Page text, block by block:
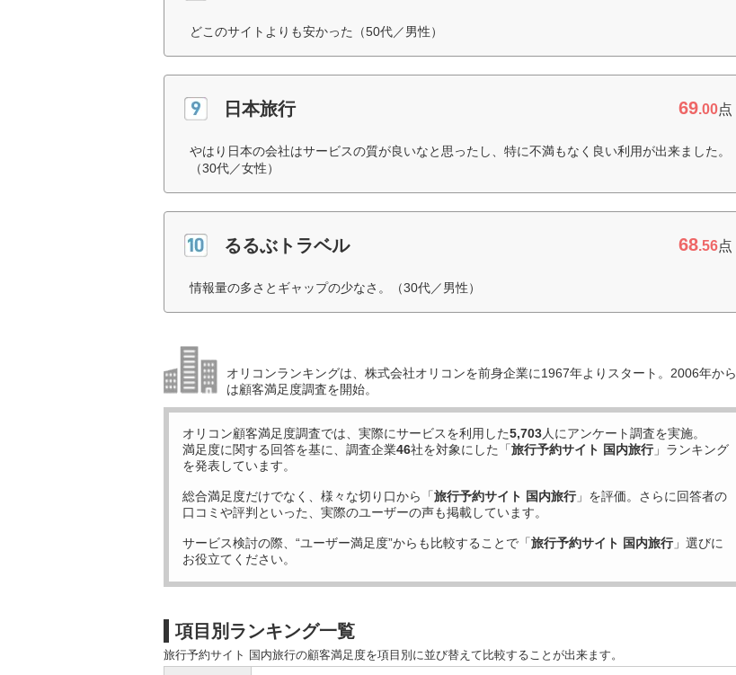
どこのサイトよりも安かった（50代／男性）
日本旅行 69.00点
やはり日本の会社はサービスの質が良いなと思ったし、特に不満もなく良い利用が出来ました。
（30代／女性）
るるぶトラベル 68.56点
情報量の多さとギャップの少なさ。（30代／男性）
オリコンランキングは、株式会社オリコンを前身企業に1967年よりスタート。2006年から
は顧客満足度調査を開始。
オリコン顧客満足度調査では、実際にサービスを利用した5,703人にアンケート調査を実施。
満足度に関する回答を基に、調査企業46社を対象にした「旅行予約サイト 国内旅行」ランキング
を発表しています。
総合満足度だけでなく、様々な切り口から「旅行予約サイト 国内旅行」を評価。さらに回答者の
口コミや評判といった、実際のユーザーの声も掲載しています。
サービス検討の際、“ユーザー満足度”からも比較することで「旅行予約サイト 国内旅行」選びに
お役立てください。
項目別ランキング一覧
旅行予約サイト 国内旅行の顧客満足度を項目別に並び替えて比較することが出来ます。